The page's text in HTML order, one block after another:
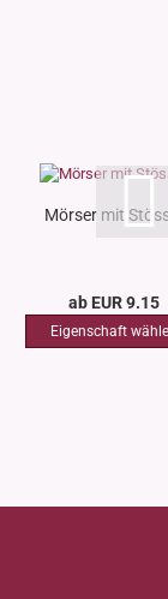
Mörser mit
ab EUR 9.15